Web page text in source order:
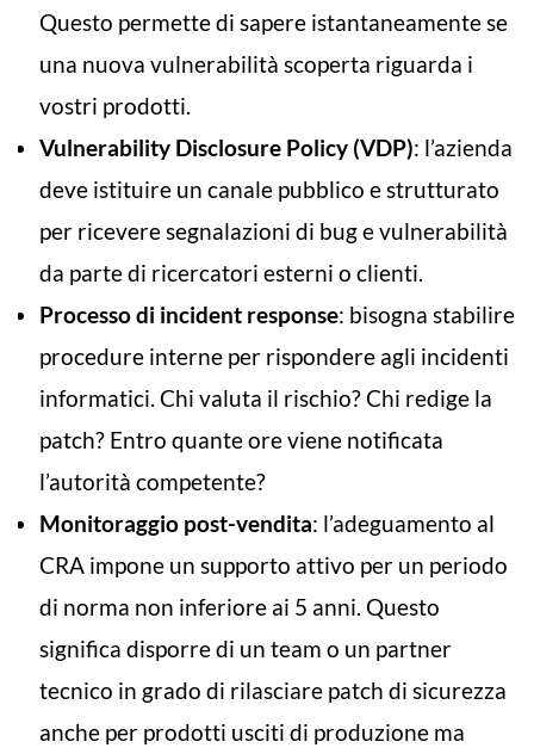
Questo permette di sapere istantaneamente se
una nuova vulnerabilità scoperta riguarda i
vostri prodotti.
Vulnerability Disclosure Policy (VDP): l’azienda
deve istituire un canale pubblico e strutturato
per ricevere segnalazioni di bug e vulnerabilità
da parte di ricercatori esterni o clienti.
Processo di incident response: bisogna stabilire
procedure interne per rispondere agli incidenti
informatici. Chi valuta il rischio? Chi redige la
patch? Entro quante ore viene notificata
l’autorità competente?
Monitoraggio post-vendita: l’adeguamento al
CRA impone un supporto attivo per un periodo
di norma non inferiore ai 5 anni. Questo
significa disporre di un team o un partner
tecnico in grado di rilasciare patch di sicurezza
anche per prodotti usciti di produzione ma